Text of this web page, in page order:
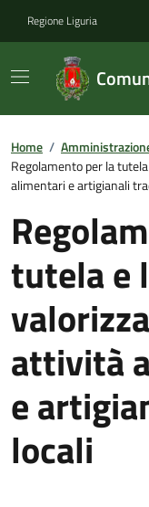
Regione Liguria
Home /
Regolamento per la
alimentari e artigianali
tutela e
attività
e
locali